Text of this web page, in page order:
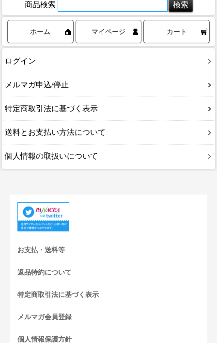
商品検索
ホーム マイページ カート
ログイン
メルマガ申込/停止
特定商取引法に基づく表示
送料とお支払い方法について
個人情報の取扱いについて
お支払・送料等
返品特約について
特定商取引法に基づく表示
メルマガ会員登録
個人情報保護方針